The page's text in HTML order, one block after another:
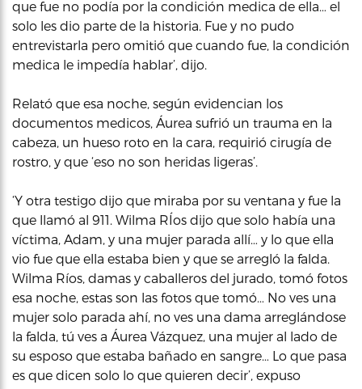
que fue no podía por la condición medica de ella… el
solo les dio parte de la historia. Fue y no pudo
entrevistarla pero omitió que cuando fue, la condición
medica le impedía hablar’, dijo.
Relató que esa noche, según evidencian los
documentos medicos, Áurea sufrió un trauma en la
cabeza, un hueso roto en la cara, requirió cirugía de
rostro, y que ‘eso no son heridas ligeras’.
‘Y otra testigo dijo que miraba por su ventana y fue la
que llamó al 911. Wilma RÍos dijo que solo había una
víctima, Adam, y una mujer parada allí… y lo que ella
vio fue que ella estaba bien y que se arregló la falda.
Wilma Ríos, damas y caballeros del jurado, tomó fotos
esa noche, estas son las fotos que tomó… No ves una
mujer solo parada ahí, no ves una dama arreglándose
la falda, tú ves a Áurea Vázquez, una mujer al lado de
su esposo que estaba bañado en sangre… Lo que pasa
es que dicen solo lo que quieren decir’, expuso